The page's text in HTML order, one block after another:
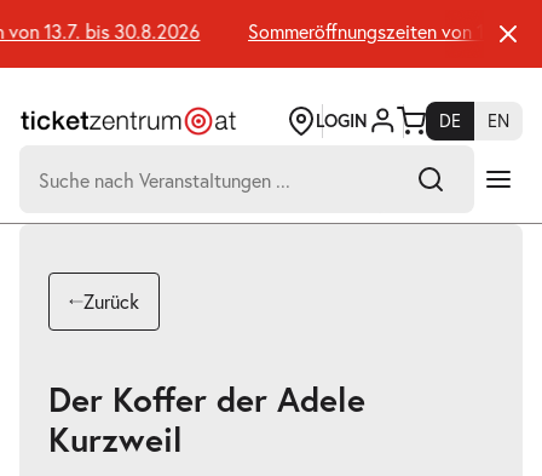
Seiteninhalt
springen
13.7. bis 30.8.2026 Sommeröffnungszeiten von 13.7. bis
LOGIN DE
EN
nach:
Suchtreffer:
Zurück
Der Koffer der Adele
Kurzweil